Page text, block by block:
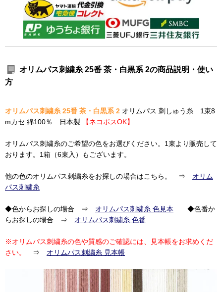
オリムパス刺繍糸 25番 茶・白黒系 2の商品説明・使い
方
オリムパス刺繍糸 25番 茶・白黒系 2 オリムパス 刺しゅう糸 1束8
mカセ 綿100％ 日本製
【ネコポスOK】
オリムパス刺繍糸のご希望の色をお選びください。1束より販売して
おります。1箱（6束入）もございます。
他の色のオリムパス刺繍糸をお探しの場合はこちら。 ⇒ オリム
パス刺繍糸
◆色からお探しの場合 ⇒ オリムパス刺繍糸 色見本 ◆色番か
らお探しの場合 ⇒ オリムパス刺繍糸 色番
※オリムパス刺繍糸の色や質感のご確認には、見本帳をお求めくだ
さい。
⇒ オリムパス刺繍糸 見本帳